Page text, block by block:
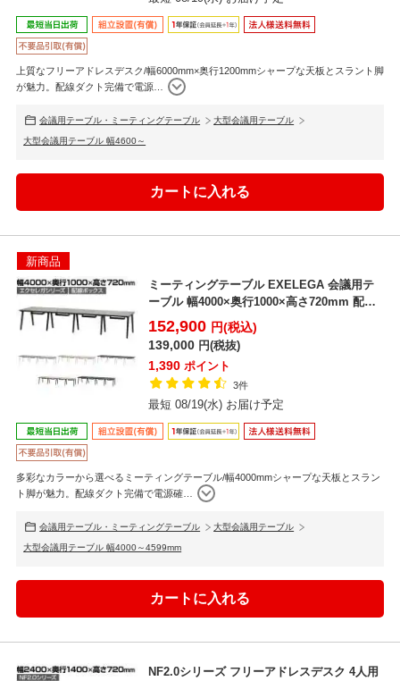
上質なフリーアドレスデスク/幅6000mm×奥行1200mmシャープな天板とスラント脚
が魅力。配線ダクト完備で電源…
会議用テーブル・ミーティングテーブル 大型会議用テーブル
大型会議用テーブル 幅4600～
新商品
ミーティングテーブル EXELEGA 会議用テ
ーブル 幅4000×奥行1000×高さ720mm 配
線...
152,900 円(税込)
139,000 円(税抜)
1,390 ポイント
3件
最短 08/19(水) お届け予定
多彩なカラーから選べるミーティングテーブル/幅4000mmシャープな天板とスラン
ト脚が魅力。配線ダクト完備で電源確…
会議用テーブル・ミーティングテーブル 大型会議用テーブル
大型会議用テーブル 幅4000～4599mm
NF2.0シリーズ フリーアドレスデスク 4人用